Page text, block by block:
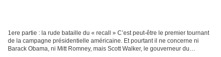
1ere partie : la rude bataille du « recall » C’est peut-être le premier tournant
de la campagne présidentielle américaine. Et pourtant il ne concerne ni
Barack Obama, ni Mitt Romney, mais Scott Walker, le gouverneur du